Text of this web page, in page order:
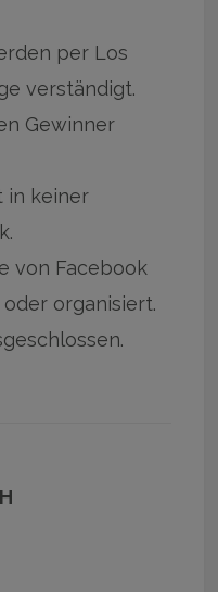
per Los
verständigt.
Gewinner
in keiner
von Facebook
organisiert.